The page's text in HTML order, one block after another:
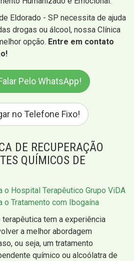
Eldorado - SP necessita de ajuda
drogas ou álcool, nossa Clínica
opção. Entre em contato
Pelo WhatsApp!
no Telefone Fixo!
DE RECUPERAÇÃO
QUÍMICOS DE
o Hospital Terapêutico Grupo ViDA
o Tratamento com Ibogaína
tem a experiência
a melhor abordagem
ou seja, um tratamento
químico ou alcoólatra de